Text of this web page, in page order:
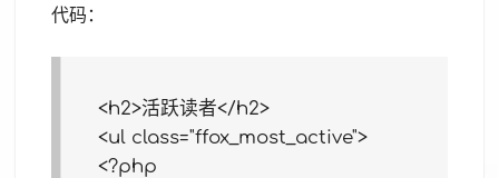
代码：
<h2>活跃读者</h2>
<ul class="ffox_most_active">
<?php